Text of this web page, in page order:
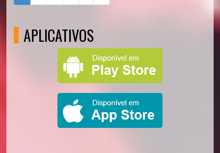
APLICATIVOS